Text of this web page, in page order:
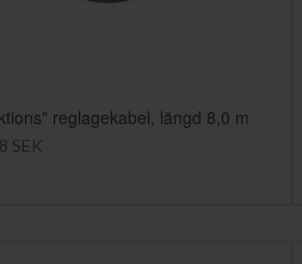
reglagekabel, längd 8,0 m
SEK